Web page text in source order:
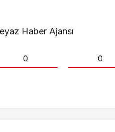
Haber Ajansı
0 0